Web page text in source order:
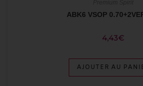
ABK6 VSOP
4,43€
AJOUTER AU